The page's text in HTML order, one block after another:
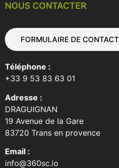
NOUS CONTACTER
FORMULAIRE DE CONTACT
Téléphone :
+33 9 53 83 63 01
Adresse :
DRAGUIGNAN
19 Avenue de la Gare
83720 Trans en provence
Email :
info@360sc.io